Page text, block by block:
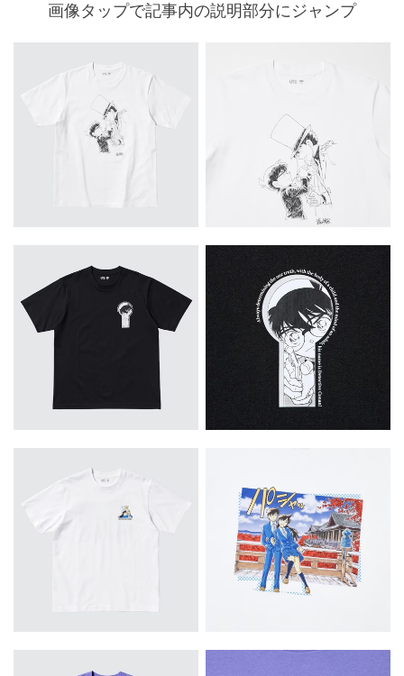
画像タップで記事内の説明部分にジャンプ